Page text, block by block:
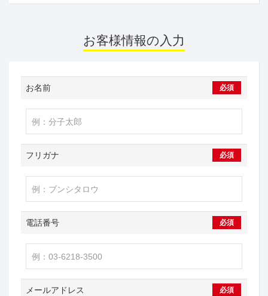
お客様情報の入力
必須
お名前
必須
フリガナ
必須
電話番号
必須
メールアドレス